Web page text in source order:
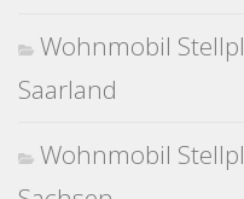
Wohnmobil
Saarland
Wohnmobil